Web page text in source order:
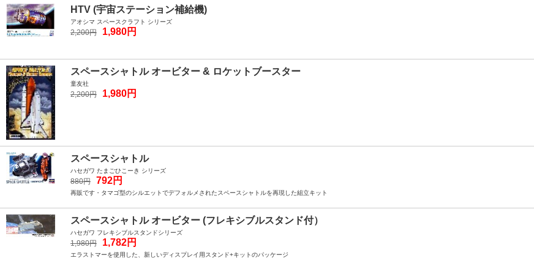
HTV (宇宙ステーション補給機)
アオシマ スペースクラフト シリーズ
2,200円 1,980円
スペースシャトル オービター & ロケットブースター
童友社
2,200円 1,980円
スペースシャトル
ハセガワ たまごひこーき シリーズ
880円 792円
再販です・タマゴ型のシルエットでデフォルメされたスペースシャトルを再現した組立キット
スペースシャトル オービター (フレキシブルスタンド付）
ハセガワ フレキシブルスタンドシリーズ
1,980円 1,782円
エラストマーを使用した、新しいディスプレイ用スタンド+キットのパッケージ